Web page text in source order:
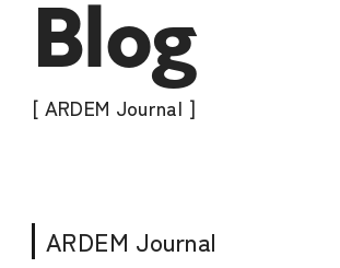
Blog
[ ARDEM Journal ]
ARDEM Journal